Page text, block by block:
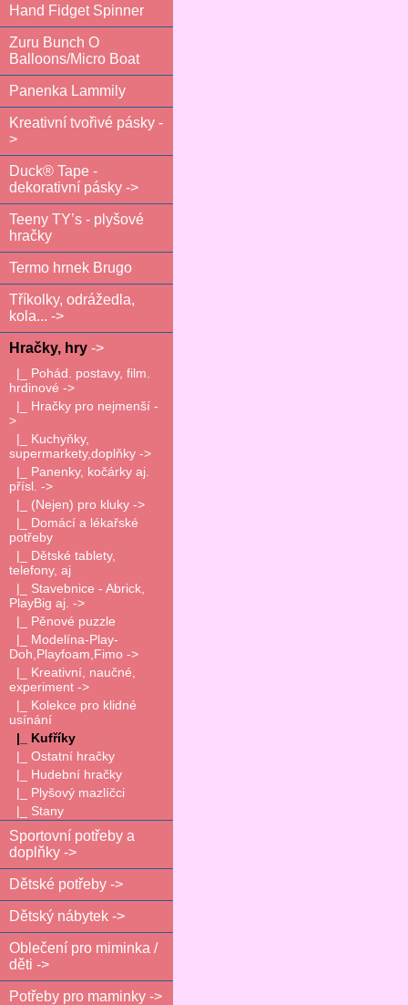
Hand Fidget Spinner
Zuru Bunch O
Balloons/Micro Boat
Panenka Lammily
Kreativní tvořivé pásky -
>
Duck® Tape -
dekorativní pásky ->
Teeny TY’s - plyšové
hračky
Termo hrnek Brugo
Tříkolky, odrážedla,
kola... ->
Hračky, hry ->
|_ Pohád. postavy, film.
hrdinové ->
|_ Hračky pro nejmenší -
>
|_ Kuchyňky,
supermarkety,doplňky ->
|_ Panenky, kočárky aj.
přísl. ->
|_ (Nejen) pro kluky ->
|_ Domácí a lékařské
potřeby
|_ Dětské tablety,
telefony, aj
|_ Stavebnice - Abrick,
PlayBig aj. ->
|_ Pěnové puzzle
|_ Modelína-Play-
Doh,Playfoam,Fimo ->
|_ Kreativní, naučné,
experiment ->
|_ Kolekce pro klidné
usínání
|_ Kufříky
|_ Ostatní hračky
|_ Hudební hračky
|_ Plyšový mazlíčci
|_ Stany
Sportovní potřeby a
doplňky ->
Dětské potřeby ->
Dětský nábytek ->
Oblečení pro miminka /
děti ->
Potřeby pro maminky ->